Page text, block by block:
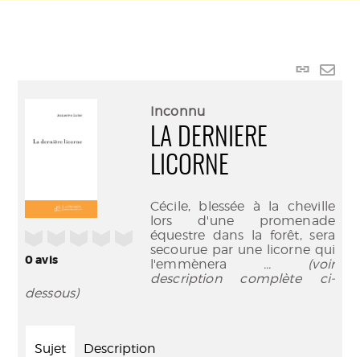
Lien
0avis
Inconnu
LA DERNIERE
LICORNE
Cécile, blessée à la cheville
lors d'une promenade
équestre dans la forêt, sera
secourue par une licorne qui
l'emmènera ... (voir
description complète ci-
dessous)
Sujet Description